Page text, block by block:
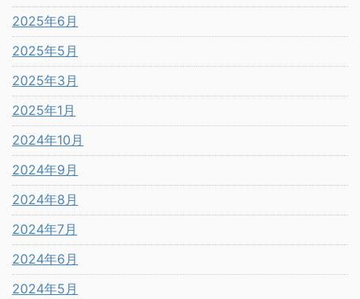
2025年6月
2025年5月
2025年3月
2025年1月
2024年10月
2024年9月
2024年8月
2024年7月
2024年6月
2024年5月